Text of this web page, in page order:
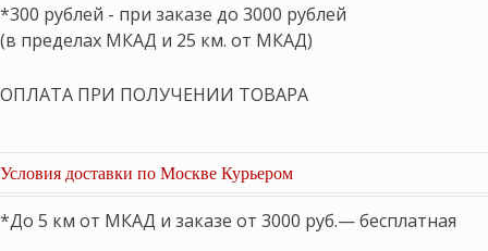
*300 рублей - при заказе до 3000 рублей
(в пределах МКАД и 25 км. от МКАД)
ОПЛАТА ПРИ ПОЛУЧЕНИИ ТОВАРА
Условия доставки по Москве Курьером
*До 5 км от МКАД и заказе от 3000 руб.— бесплатная